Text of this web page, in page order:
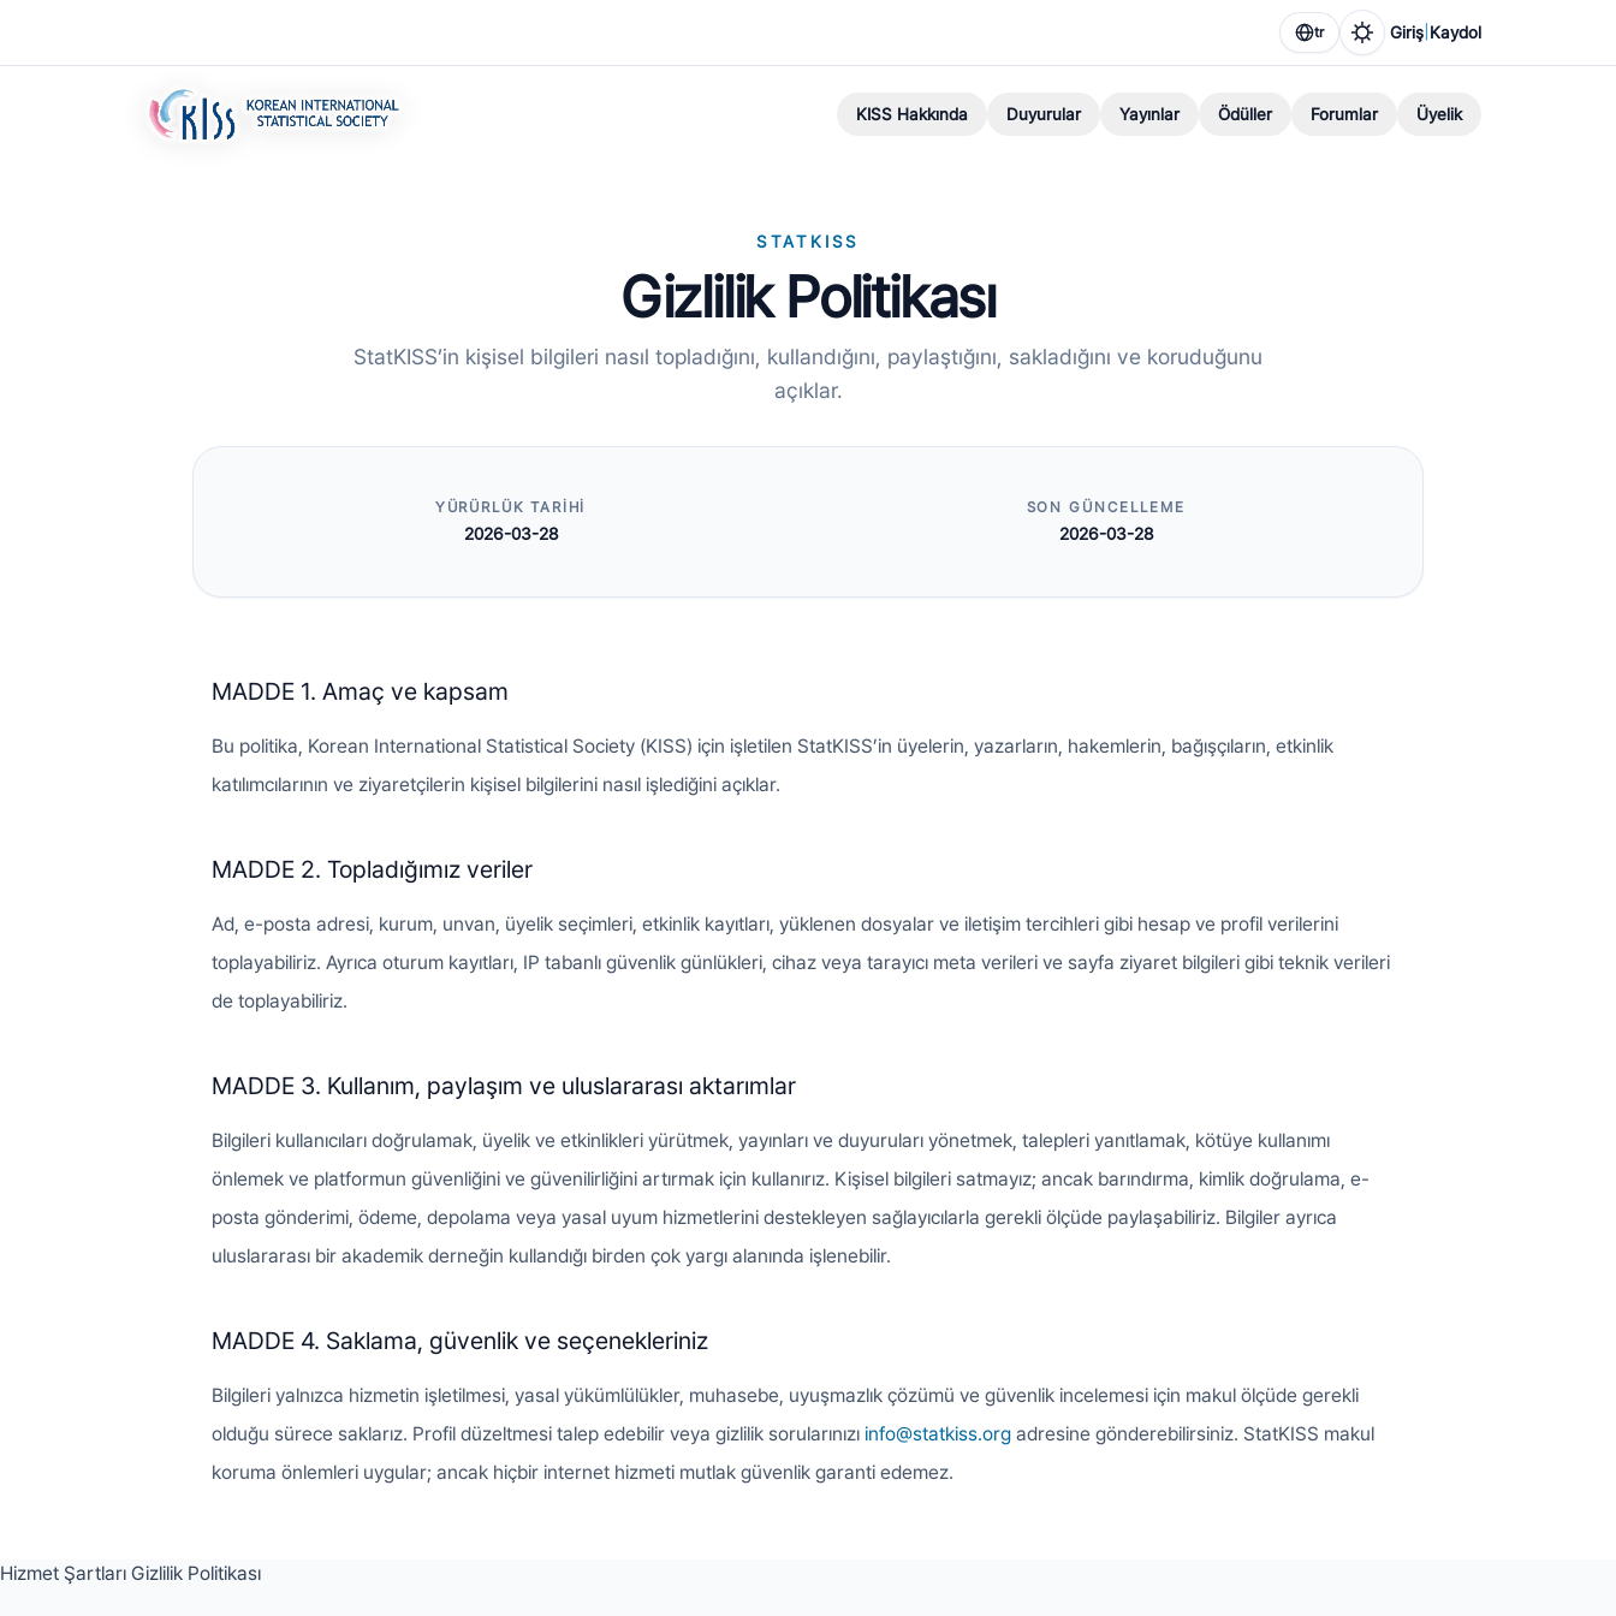
tr Giriş Kaydol
KISS Hakkında Duyurular Yayınlar Ödüller Forumlar Üyelik
STATKISS
Gizlilik Politikası
StatKISS’in kişisel bilgileri nasıl topladığını, kullandığını, paylaştığını, sakladığını ve koruduğunu
açıklar.
YÜRÜRLÜK TARIHI
2026-03-28
SON GÜNCELLEME
2026-03-28
MADDE 1. Amaç ve kapsam
Bu politika, Korean International Statistical Society (KISS) için işletilen StatKISS’in üyelerin, yazarların, hakemlerin, bağışçıların, etkinlik
katılımcılarının ve ziyaretçilerin kişisel bilgilerini nasıl işlediğini açıklar.
MADDE 2. Topladığımız veriler
Ad, e-posta adresi, kurum, unvan, üyelik seçimleri, etkinlik kayıtları, yüklenen dosyalar ve iletişim tercihleri gibi hesap ve profil verilerini
toplayabiliriz. Ayrıca oturum kayıtları, IP tabanlı güvenlik günlükleri, cihaz veya tarayıcı meta verileri ve sayfa ziyaret bilgileri gibi teknik verileri
de toplayabiliriz.
MADDE 3. Kullanım, paylaşım ve uluslararası aktarımlar
Bilgileri kullanıcıları doğrulamak, üyelik ve etkinlikleri yürütmek, yayınları ve duyuruları yönetmek, talepleri yanıtlamak, kötüye kullanımı
önlemek ve platformun güvenliğini ve güvenilirliğini artırmak için kullanırız. Kişisel bilgileri satmayız; ancak barındırma, kimlik doğrulama, e-
posta gönderimi, ödeme, depolama veya yasal uyum hizmetlerini destekleyen sağlayıcılarla gerekli ölçüde paylaşabiliriz. Bilgiler ayrıca
uluslararası bir akademik derneğin kullandığı birden çok yargı alanında işlenebilir.
MADDE 4. Saklama, güvenlik ve seçenekleriniz
Bilgileri yalnızca hizmetin işletilmesi, yasal yükümlülükler, muhasebe, uyuşmazlık çözümü ve güvenlik incelemesi için makul ölçüde gerekli
olduğu sürece saklarız. Profil düzeltmesi talep edebilir veya gizlilik sorularınızı info@statkiss.org adresine gönderebilirsiniz. StatKISS makul
koruma önlemleri uygular; ancak hiçbir internet hizmeti mutlak güvenlik garanti edemez.
Hizmet Şartları Gizlilik Politikası